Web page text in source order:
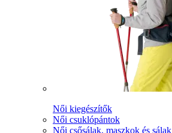
Női kiegészítők
Női csuklópántok
Női csősálak, maszkok és sálak